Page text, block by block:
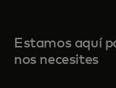
Estamos aquí
nos necesites